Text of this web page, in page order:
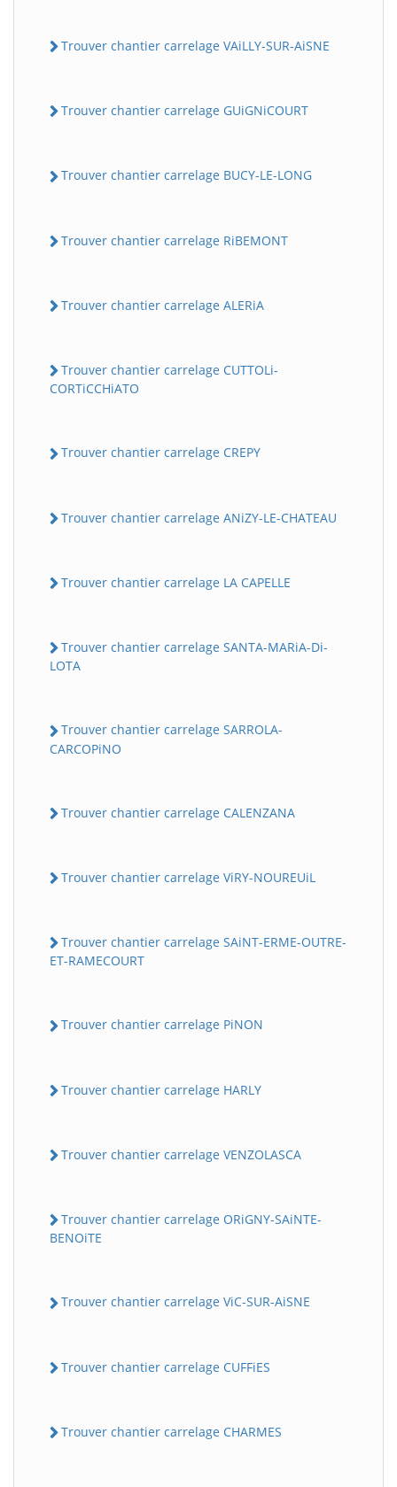
Trouver chantier carrelage VAiLLY-SUR-AiSNE
Trouver chantier carrelage GUiGNiCOURT
Trouver chantier carrelage BUCY-LE-LONG
Trouver chantier carrelage RiBEMONT
Trouver chantier carrelage ALERiA
Trouver chantier carrelage CUTTOLi-
CORTiCCHiATO
Trouver chantier carrelage CREPY
Trouver chantier carrelage ANiZY-LE-CHATEAU
Trouver chantier carrelage LA CAPELLE
Trouver chantier carrelage SANTA-MARiA-Di-
LOTA
Trouver chantier carrelage SARROLA-
CARCOPiNO
Trouver chantier carrelage CALENZANA
Trouver chantier carrelage ViRY-NOUREUiL
Trouver chantier carrelage SAiNT-ERME-OUTRE-
ET-RAMECOURT
Trouver chantier carrelage PiNON
Trouver chantier carrelage HARLY
Trouver chantier carrelage VENZOLASCA
Trouver chantier carrelage ORiGNY-SAiNTE-
BENOiTE
Trouver chantier carrelage ViC-SUR-AiSNE
Trouver chantier carrelage CUFFiES
Trouver chantier carrelage CHARMES